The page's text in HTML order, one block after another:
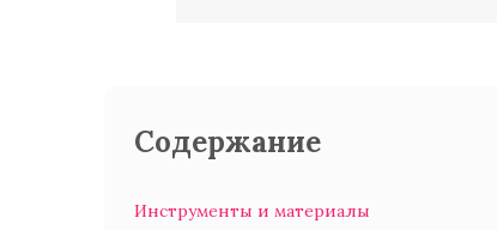
Содержание
Инструменты и материалы